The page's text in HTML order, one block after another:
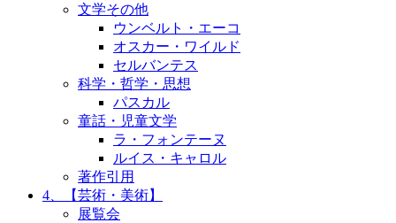
文学その他
ウンベルト・エーコ
オスカー・ワイルド
セルバンテス
科学・哲学・思想
パスカル
童話・児童文学
ラ・フォンテーヌ
ルイス・キャロル
著作引用
4、【芸術・美術】
展覧会